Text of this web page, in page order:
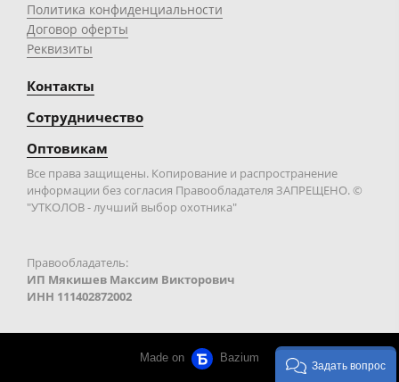
Политика конфиденциальности
Договор оферты
Реквизиты
Контакты
Сотрудничество
Оптовикам
Все права защищены. Копирование и распространение
информации без согласия Правообладателя ЗАПРЕЩЕНО. ©
"УТКОЛОВ - лучший выбор охотника"
Правообладатель:
ИП Мякишев Максим Викторович
ИНН 111402872002
Made on Bazium
Задать вопрос